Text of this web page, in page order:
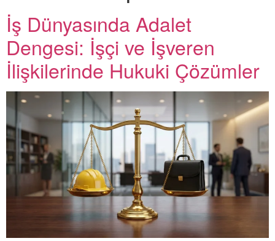
İş Dünyasında Adalet
Dengesi: İşçi ve İşveren
İlişkilerinde Hukuki Çözümler